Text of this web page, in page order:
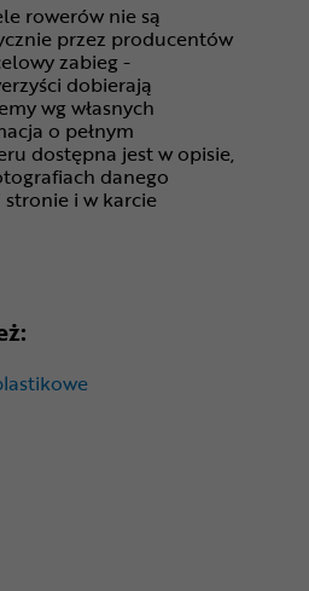
rowerów nie są
przez producentów
zabieg -
dobierają
wg własnych
o pełnym
dostępna jest w opisie,
danego
i w karcie